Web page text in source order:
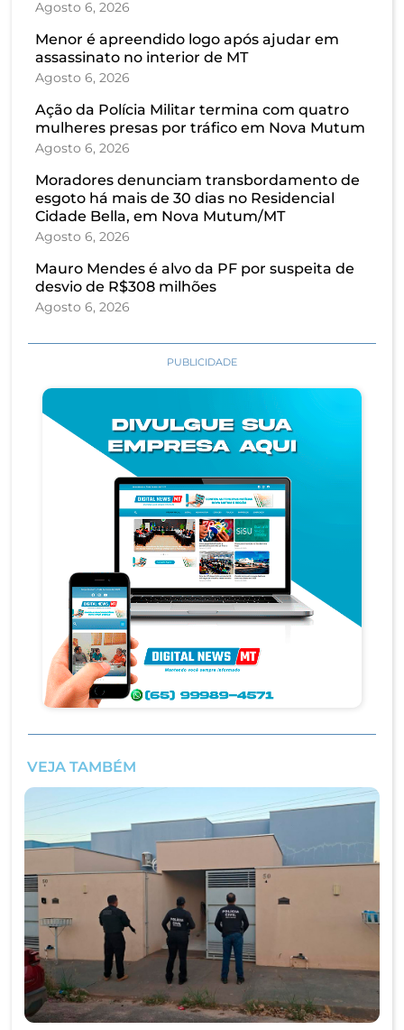
Agosto 6, 2026
Menor é apreendido logo após ajudar em
assassinato no interior de MT
Agosto 6, 2026
Ação da Polícia Militar termina com quatro
mulheres presas por tráfico em Nova Mutum
Agosto 6, 2026
Moradores denunciam transbordamento de
esgoto há mais de 30 dias no Residencial
Cidade Bella, em Nova Mutum/MT
Agosto 6, 2026
Mauro Mendes é alvo da PF por suspeita de
desvio de R$308 milhões
Agosto 6, 2026
PUBLICIDADE
VEJA TAMBÉM